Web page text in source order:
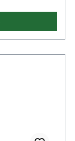
-35°C ·